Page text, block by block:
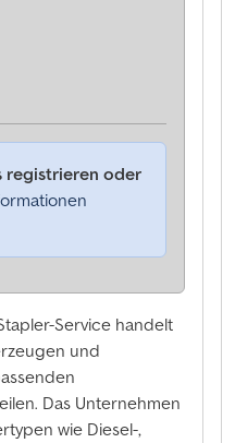
Service handelt
und
Das Unternehmen
wie Diesel-,
registrieren oder